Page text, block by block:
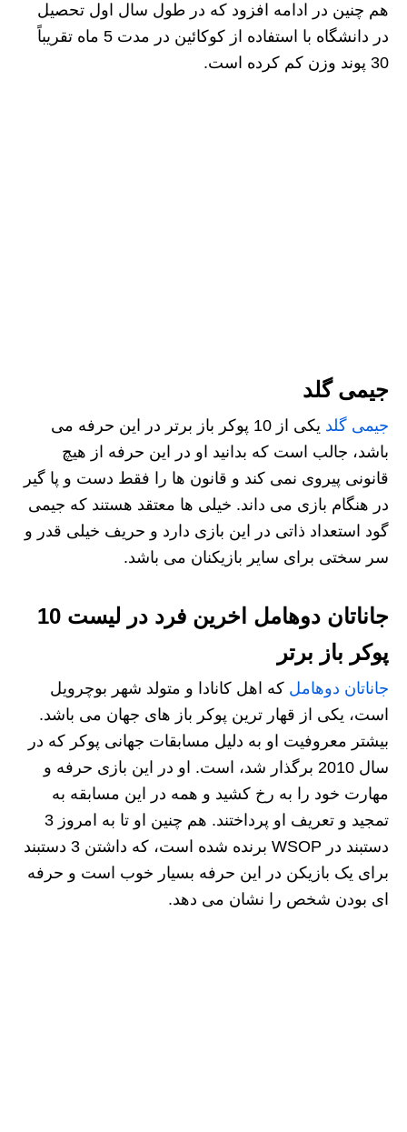
هم چنین در ادامه افزود که در طول سال اول تحصیل
در دانشگاه با استفاده از کوکائین در مدت 5 ماه تقریباً
30 پوند وزن کم کرده است.
جیمی گلد
جیمی گلد
یکی از 10 پوکر باز برتر در این حرفه می
باشد، جالب است که بدانید او در این حرفه از هیچ
قانونی پیروی نمی کند و قانون ها را فقط دست و پا گیر
در هنگام بازی می داند. خیلی ها معتقد هستند که جیمی
گود استعداد ذاتی در این بازی دارد و حریف خیلی قدر و
سر سختی برای سایر بازیکنان می باشد.
جاناتان دوهامل اخرین فرد در لیست 10
پوکر باز برتر
جاناتان دوهامل که اهل کانادا و متولد شهر بوچرویل
است، یکی از قهار ترین پوکر باز های جهان می باشد.
بیشتر معروفیت او به دلیل مسابقات جهانی پوکر که در
سال 2010 برگذار شد، است. او در این بازی حرفه و
مهارت خود را به رخ کشید و همه در این مسابقه به
تمجید و تعریف او پرداختند. هم چنین او تا به امروز 3
دستبند در WSOP برنده شده است، که داشتن 3 دستبند
برای یک بازیکن در این حرفه بسیار خوب است و حرفه
ای بودن شخص را نشان می دهد.